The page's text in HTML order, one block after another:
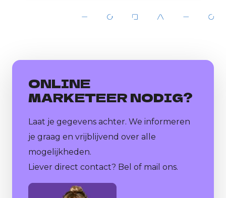
ONLINE
MARKETEER NODIG?
Laat je gegevens achter. We informeren
je graag en vrijblijvend over alle
mogelijkheden.
Liever direct contact? Bel of mail ons.